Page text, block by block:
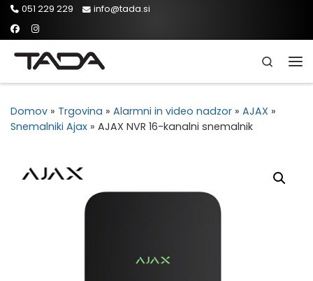
Skip to content
051 229 229 info@tada.si
Search
Domov » Trgovina » Alarmni in video nadzor » AJAX »
Snemalniki Ajax » AJAX NVR 16-kanalni snemalnik